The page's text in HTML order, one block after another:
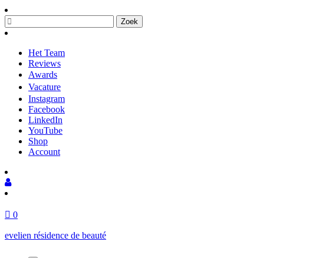
Het Team
Reviews
Awardsㅤ
Vacatureㅤ
Instagram
Facebook
LinkedIn
YouTube
Shop
Account
0
evelien résidence de beauté